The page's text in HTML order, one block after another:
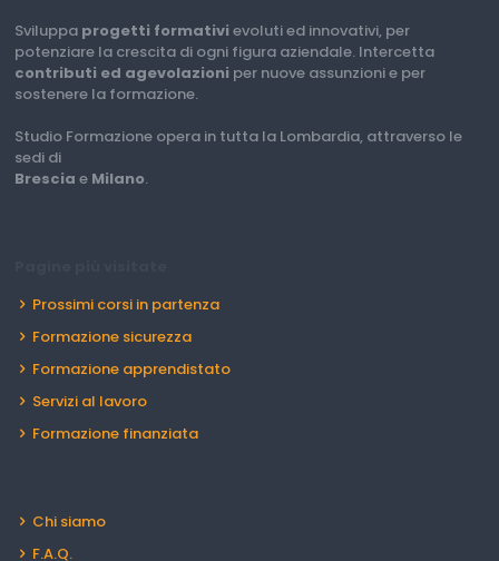
Sviluppa progetti formativi evoluti ed innovativi, per
potenziare la crescita di ogni figura aziendale. Intercetta
contributi ed agevolazioni per nuove assunzioni e per
sostenere la formazione.
Studio Formazione opera in tutta la Lombardia, attraverso le
sedi di
Brescia e Milano.
Prossimi corsi in partenza
Formazione sicurezza
Formazione apprendistato
Servizi al lavoro
Formazione finanziata
Chi siamo
F.A.Q.